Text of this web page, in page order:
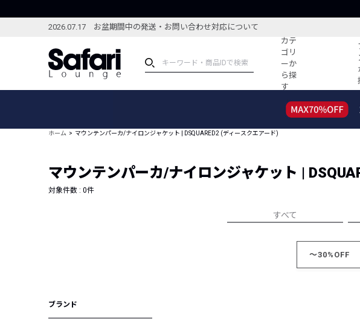
2026.07.17 お盆期間中の発送・お問い合わせ対応について
カテ
ゴリ
ーか
ら探
す
ブランドから探す
新着アイテム
編集部のおすすめアイテム
特集記事
コーディネート
すべ
人
ウィ
ホーム マウンテンパーカ/ナイロンジャケット | DSQUARED2 (ディースクエアード)
マウンテンパーカ/ナイロンジャケット |
対象件数 : 0件
すべて
～30%OFF
ブランド